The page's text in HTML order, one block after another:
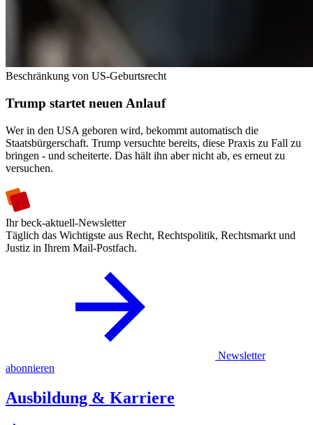
Beschränkung von US-Geburtsrecht
Trump startet neuen Anlauf
Wer in den USA geboren wird, bekommt automatisch die
Staatsbürgerschaft. Trump versuchte bereits, diese Praxis zu Fall zu
bringen - und scheiterte. Das hält ihn aber nicht ab, es erneut zu
versuchen.
Ihr beck-aktuell-Newsletter
Täglich das Wichtigste aus Recht, Rechtspolitik, Rechtsmarkt und
Justiz in Ihrem Mail-Postfach.
Newsletter
abonnieren
Ausbildung & Karriere